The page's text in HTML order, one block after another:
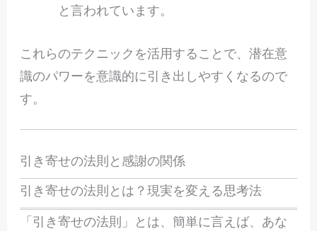
と言われています。
これらのテクニックを活用することで、潜在意
識のパワーを意識的に引き出しやすくなるので
す。
引き寄せの法則と感謝の関係
引き寄せの法則とは？現実を変える思考法
「引き寄せの法則」とは、簡単に言えば、あな